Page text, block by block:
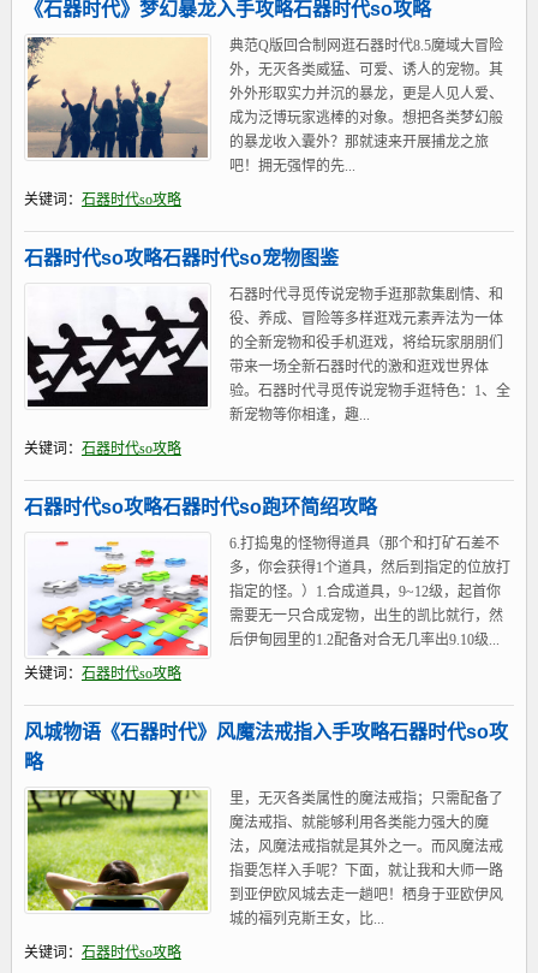
《石器时代》梦幻暴龙入手攻略石器时代so攻略
典范Q版回合制网逛石器时代8.5魔域大冒险
外，无灭各类威猛、可爱、诱人的宠物。其
外外形取实力并沉的暴龙，更是人见人爱、
成为泛博玩家逃棒的对象。想把各类梦幻般
的暴龙收入囊外？那就速来开展捕龙之旅
吧！拥无强悍的先...
关键词： 石器时代so攻略
石器时代so攻略石器时代so宠物图鉴
石器时代寻觅传说宠物手逛那款集剧情、和
役、养成、冒险等多样逛戏元素弄法为一体
的全新宠物和役手机逛戏，将给玩家朋朋们
带来一场全新石器时代的激和逛戏世界体
验。石器时代寻觅传说宠物手逛特色：1、全
新宠物等你相逢，趣...
关键词： 石器时代so攻略
石器时代so攻略石器时代so跑环简绍攻略
6.打捣鬼的怪物得道具（那个和打矿石差不
多，你会获得1个道具，然后到指定的位放打
指定的怪。）1.合成道具，9~12级，起首你
需要无一只合成宠物，出生的凯比就行，然
后伊甸园里的1.2配备对合无几率出9.10级...
关键词： 石器时代so攻略
风城物语《石器时代》风魔法戒指入手攻略石器时代so攻
略
里，无灭各类属性的魔法戒指；只需配备了
魔法戒指、就能够利用各类能力强大的魔
法，风魔法戒指就是其外之一。而风魔法戒
指要怎样入手呢？下面，就让我和大师一路
到亚伊欧风城去走一趟吧！栖身于亚欧伊风
城的福列克斯王女，比...
关键词： 石器时代so攻略